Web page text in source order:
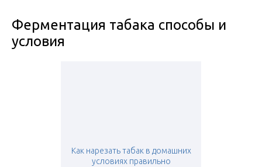
Ферментация табака способы и
условия
Как нарезать табак в домашних
условиях правильно